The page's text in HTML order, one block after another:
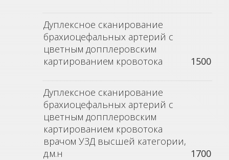
Дуплексное сканирование
брахиоцефальных артерий с
цветным допплеровским
картированием кровотока
1500
Дуплексное сканирование
брахиоцефальных артерий с
цветным допплеровским
картированием кровотока
врачом УЗД высшей категории,
д.м.н
1700